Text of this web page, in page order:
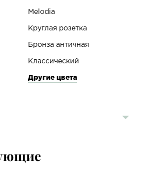
Melodia
Круглая розетка
Бронза античная
Классический
Другие цвета